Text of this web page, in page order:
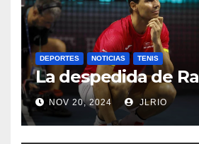
DEPORTES NOTICIAS TENIS
La despedida de
NOV 20, 2024 JLRIO